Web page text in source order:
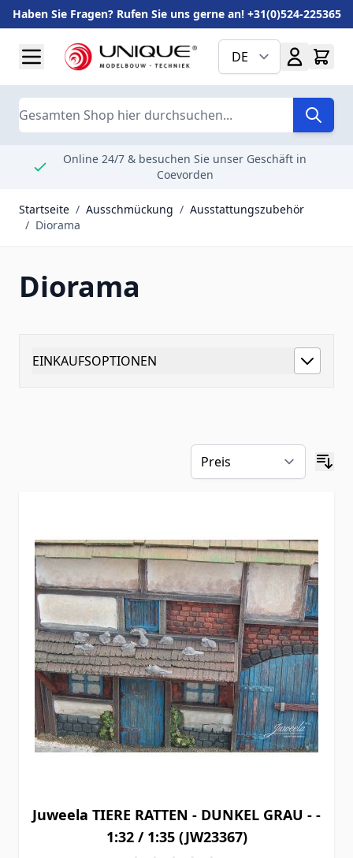
Haben Sie Fragen? Rufen Sie uns gerne an! +31(0)524-225365
DE
Suche
Online 24/7 & besuchen Sie unser Geschäft in
Coevorden
Startseite / Ausschmückung / Ausstattungszubehör
/ Diorama
Diorama
EINKAUFSOPTIONEN
Juweela TIERE RATTEN - DUNKEL GRAU - -
1:32 / 1:35 (JW23367)